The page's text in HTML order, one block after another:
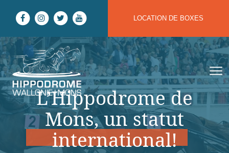
LOCATION DE BOXES
Hippodrome Wallonie | Mons
L’Hippodrome de
Mons, un statut
international!